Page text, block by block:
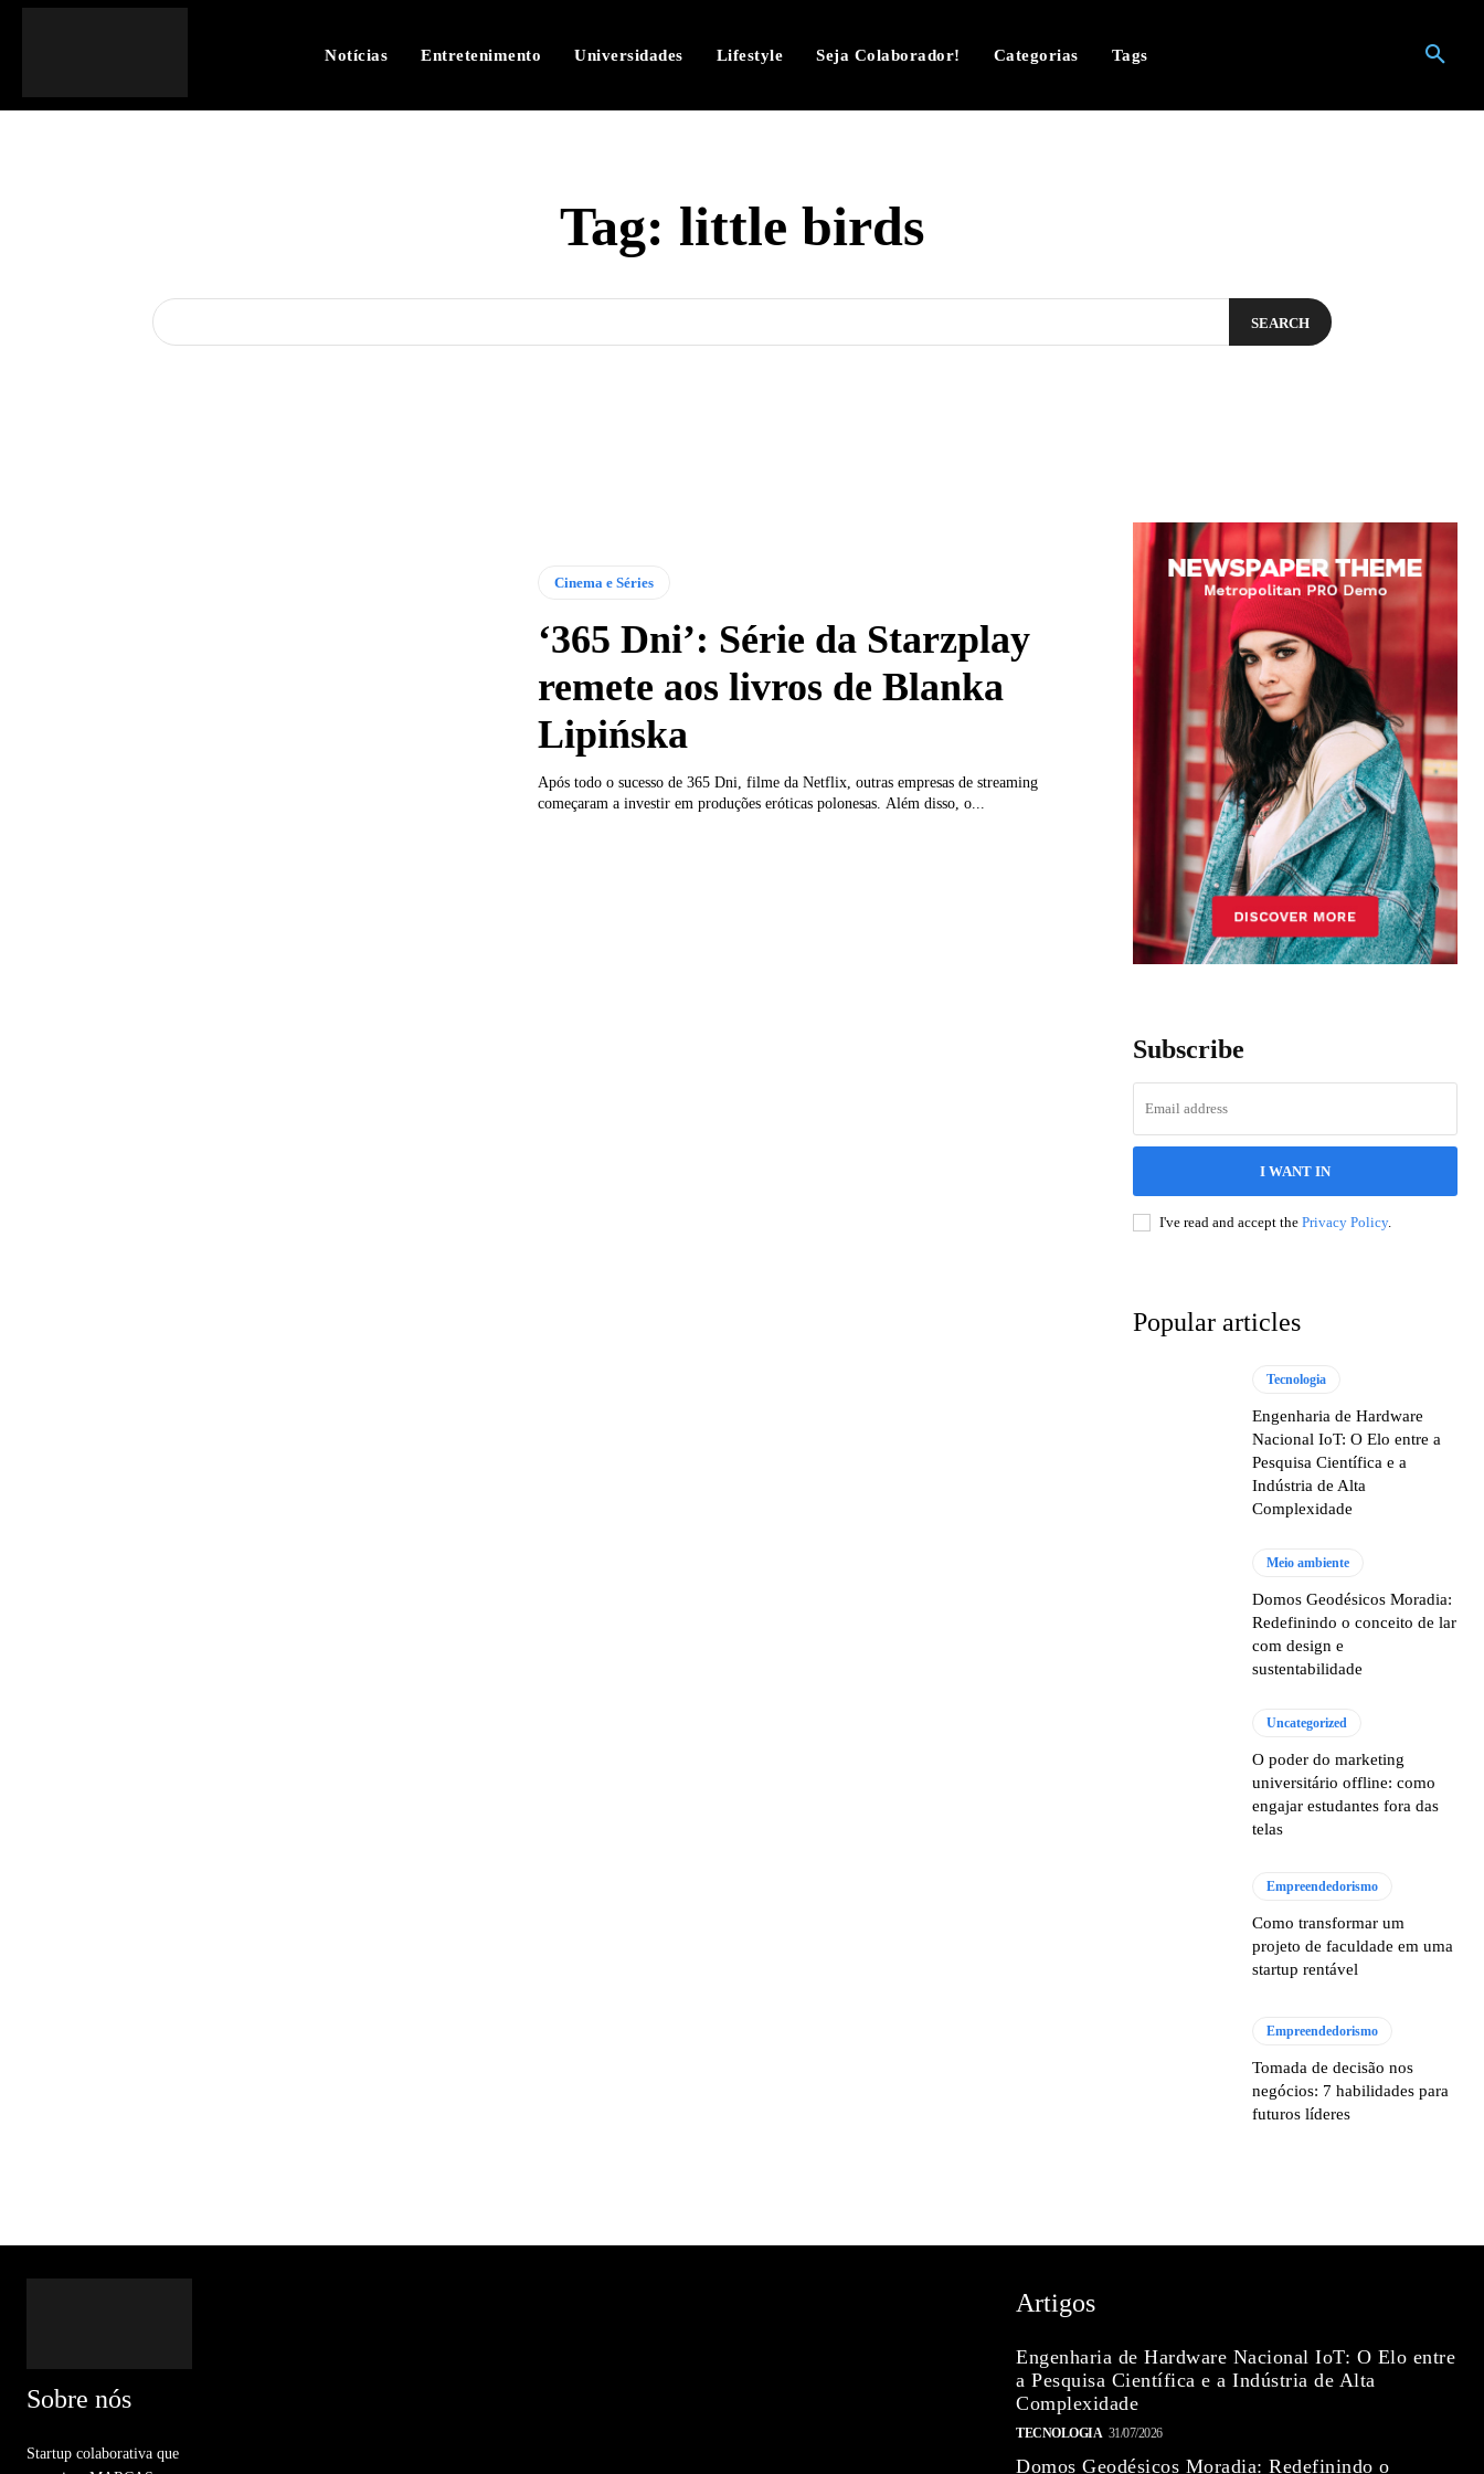
Notícias Entretenimento Universidades Lifestyle Seja Colaborador! Categorias Tags
Tag: little birds
SEARCH
Cinema e Séries
‘365 Dni’: Série da Starzplay
remete aos livros de Blanka
Lipińska
Após todo o sucesso de 365 Dni, filme da Netflix, outras empresas de streaming
começaram a investir em produções eróticas polonesas. Além disso, o...
Subscribe
I WANT IN
I've read and accept the Privacy Policy.
Popular articles
Tecnologia
Engenharia de Hardware
Nacional IoT: O Elo entre a
Pesquisa Científica e a
Indústria de Alta
Complexidade
Meio ambiente
Domos Geodésicos Moradia:
Redefinindo o conceito de lar
com design e
sustentabilidade
Uncategorized
O poder do marketing
universitário offline: como
engajar estudantes fora das
telas
Empreendedorismo
Como transformar um
projeto de faculdade em uma
startup rentável
Empreendedorismo
Tomada de decisão nos
negócios: 7 habilidades para
futuros líderes
Sobre nós
Startup colaborativa que
Artigos
Engenharia de Hardware Nacional IoT: O Elo entre
a Pesquisa Científica e a Indústria de Alta
Complexidade
TECNOLOGIA 31/07/2026
Domos Geodésicos Moradia: Redefinindo o